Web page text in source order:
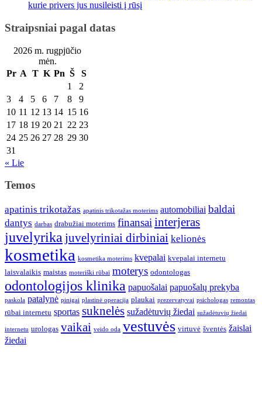
kurie privers jus nusileisti į rūsį
Straipsniai pagal datas
2026 m. rugpjūčio
mėn.
Pr A T K Pn Š
S
1
2
3
4 5 6 7 8
9
10 11 12 13 14 15 16
17 18 19 20 21 22 23
24 25 26 27 28 29 30
31
« Lie
Temos
apatinis trikotažas apatinis trikotažas moterims automobiliai baldai
dantys darbas drabužiai moterims finansai interjeras
juvelyrika juvelyriniai dirbiniai kelionės
kosmetika kosmetika moterims kvepalai kvepalai internetu
laisvalaikis maistas moteriški rūbai moterys odontologas
odontologijos klinika papuošalai papuošalų prekyba
paskola patalynė pinigai plastinė operacija plaukai prezervatyvai psichologas remontas
rūbai internetu sportas suknelės sužadėtuvių žiedai sužadėtuvių žiedai
internetu urologas vaikai veido oda vestuvės virtuvė šventės žaislai
žiedai